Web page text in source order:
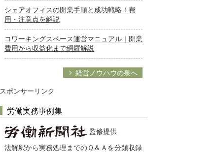
シェアオフィスの開業手順と成功戦略！費
用・注意点を解説
コワーキングスペース運営マニュアル｜開業
費用から収益化まで網羅解説
経営ノウハウの泉へ
スポンサーリンク
労働実務事例集
監修提供
法解釈から実務処理までのＱ＆Ａを分類収録